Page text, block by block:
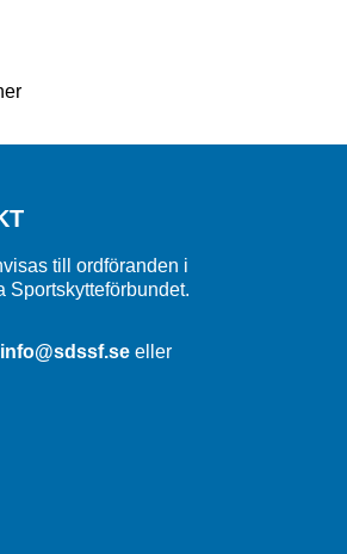
till ordföranden i
Sportskytteförbundet.
info@sdssf.se eller